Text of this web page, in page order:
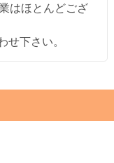
はほとんどござ
せ下さい。